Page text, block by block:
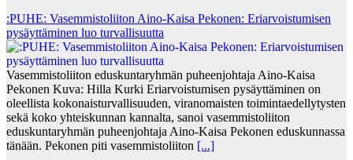
:PUHE: Vasemmistoliiton Aino-Kaisa Pekonen: Eriarvoistumisen
pysäyttäminen luo turvallisuutta
Vasemmistoliiton eduskuntaryhmän puheenjohtaja Aino-Kaisa
Pekonen Kuva: Hilla Kurki Eriarvoistumisen pysäyttäminen on
oleellista kokonaisturvallisuuden, viranomaisten toimintaedellytysten
sekä koko yhteiskunnan kannalta, sanoi vasemmistoliiton
eduskuntaryhmän puheenjohtaja Aino-Kaisa Pekonen eduskunnassa
tänään. Pekonen piti vasemmistoliiton [...]